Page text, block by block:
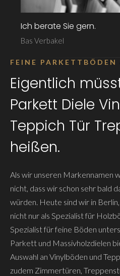
Ich berate Sie gern.
Bas Verbakel
FEINE PARKETTBÖDEN
Eigentlich
Parkett Diele
Teppich Tür
heißen.
Als wir unseren Markennamen
nicht, dass wir schon sehr bald
würden. Heute sind wir in
nicht nur als Spezialist für
Spezialist für feine Böden
Parkett und Massivholzdielen
Auswahl an Vinylböden und
zudem Zimmertüren,